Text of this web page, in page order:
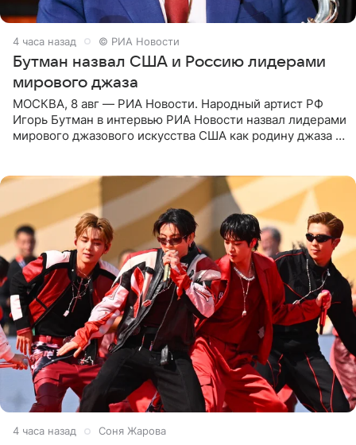
4 часа назад © РИА Новости
Бутман назвал США и Россию лидерами
мирового джаза
МОСКВА, 8 авг — РИА Новости. Народный артист РФ
Игорь Бутман в интервью РИА Новости назвал лидерами
мирового джазового искусства США как родину джаза и
4 часа назад Соня Жарова